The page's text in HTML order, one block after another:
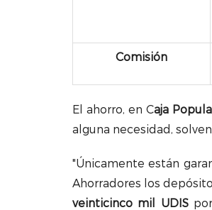
Comisión
El ahorro, en Caja
alguna necesidad,
"Únicamente están
Ahorradores los
veinticinco mil UDISpor